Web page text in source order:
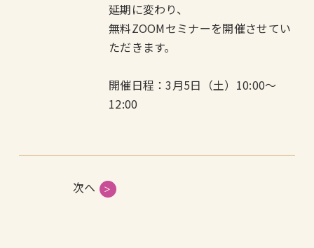
延期に変わり、
無料ZOOMセミナーを開催させてい
ただきます。
開催日程：3月5日（土）10:00〜
12:00
次へ